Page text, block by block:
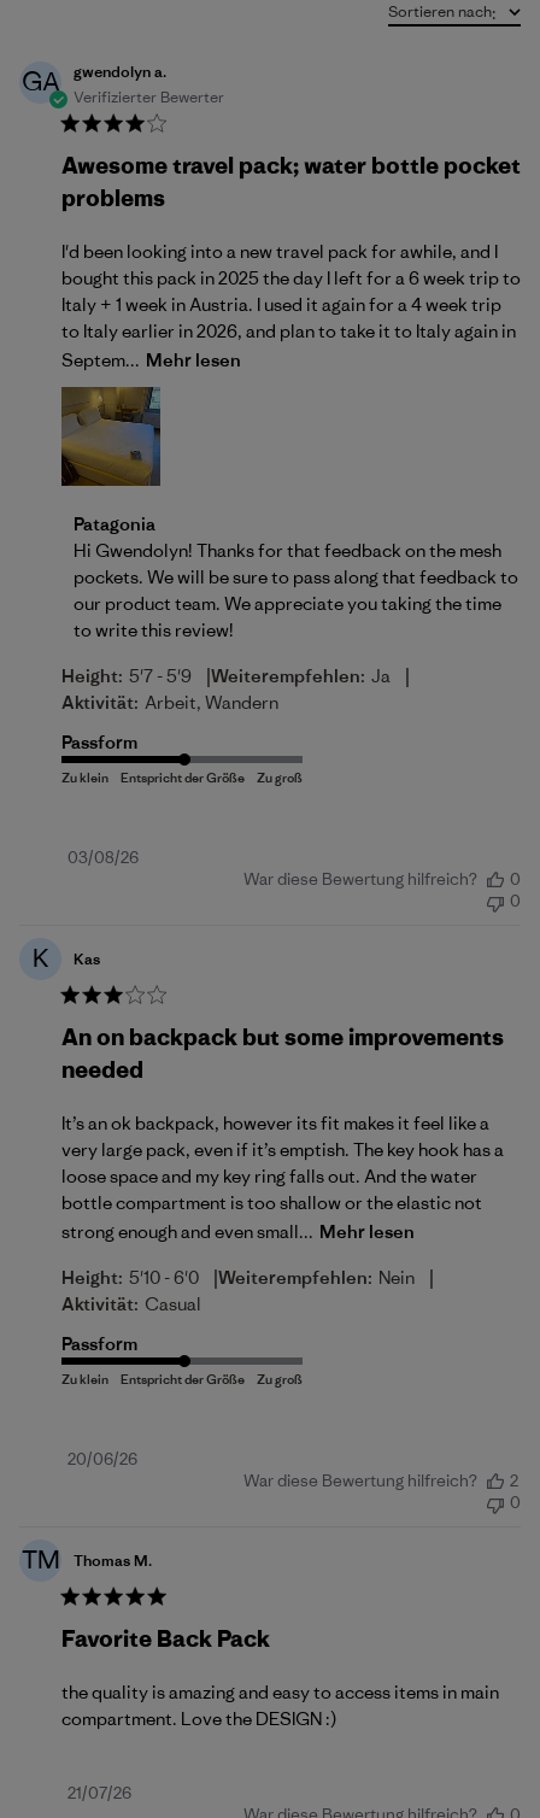
Sortieren nach:
GA
gwendolyn a.
Verifizierter Bewerter
Awesome travel pack; water bottle pocket
problems
I'd been looking into a new travel pack for awhile, and I
bought this pack in 2025 the day I left for a 6 week trip to
Italy + 1 week in Austria. I used it again for a 4 week trip
to Italy earlier in 2026, and plan to take it to Italy again in
Septem... Mehr lesen
Kommentare des Store-Besitzers zu
Patagonia
Hi Gwendolyn! Thanks for that feedback on the mesh
pockets. We will be sure to pass along that feedback to
our product team. We appreciate you taking the time
to write this review!
Height: 5'7 - 5'9 |Weiterempfehlen: Ja |
Aktivität: Arbeit, Wandern
Passform
Veröffentlichungsdatum
03/08/26
War diese Bewertung hilfreich?
0
0
K Kas
An on backpack but some improvements
needed
It’s an ok backpack, however its fit makes it feel like a
very large pack, even if it’s emptish. The key hook has a
loose space and my key ring falls out. And the water
bottle compartment is too shallow or the elastic not
strong enough and even small... Mehr lesen
Height: 5'10 - 6'0 |Weiterempfehlen: Nein |
Aktivität: Casual
Passform
Veröffentlichungsdatum
20/06/26
War diese Bewertung hilfreich?
2
0
TM Thomas M.
Favorite Back Pack
the quality is amazing and easy to access items in main
compartment. Love the DESIGN :)
Veröffentlichungsdatum
21/07/26